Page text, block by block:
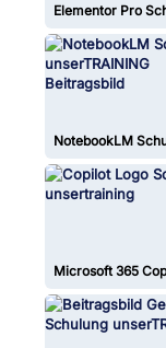
Elementor Pro
NotebookLM
Microsoft 365